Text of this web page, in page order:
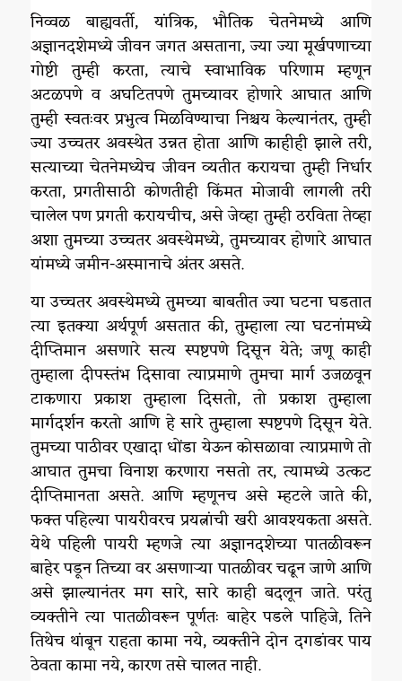
निव्वळ बाह्यवर्ती, यांत्रिक, भौतिक चेतनेमध्ये आणि
अज्ञानदशेमध्ये जीवन जगत असताना, ज्या ज्या मूर्खपणाच्या
गोष्टी तुम्ही करता, त्याचे स्वाभाविक परिणाम म्हणून
अटळपणे व अघटितपणे तुमच्यावर होणारे आघात आणि
तुम्ही स्वतःवर प्रभुत्व मिळविण्याचा निश्चय केल्यानंतर, तुम्ही
ज्या उच्चतर अवस्थेत उन्नत होता आणि काहीही झाले तरी,
सत्याच्या चेतनेमध्येच जीवन व्यतीत करायचा तुम्ही निर्धार
करता, प्रगतीसाठी कोणतीही किंमत मोजावी लागली तरी
चालेल पण प्रगती करायचीच, असे जेव्हा तुम्ही ठरविता तेव्हा
अशा तुमच्या उच्चतर अवस्थेमध्ये, तुमच्यावर होणारे आघात
यांमध्ये जमीन-अस्मानाचे अंतर असते.
या उच्चतर अवस्थेमध्ये तुमच्या बाबतीत ज्या घटना घडतात
त्या इतक्या अर्थपूर्ण असतात की, तुम्हाला त्या घटनांमध्ये
दीप्तिमान असणारे सत्य स्पष्टपणे दिसून येते; जणू काही
तुम्हाला दीपस्तंभ दिसावा त्याप्रमाणे तुमचा मार्ग उजळवून
टाकणारा प्रकाश तुम्हाला दिसतो, तो प्रकाश तुम्हाला
मार्गदर्शन करतो आणि हे सारे तुम्हाला स्पष्टपणे दिसून येते.
तुमच्या पाठीवर एखादा धोंडा येऊन कोसळावा त्याप्रमाणे तो
आघात तुमचा विनाश करणारा नसतो तर, त्यामध्ये उत्कट
दीप्तिमानता असते. आणि म्हणूनच असे म्हटले जाते की,
फक्त पहिल्या पायरीवरच प्रयत्नांची खरी आवश्यकता असते.
येथे पहिली पायरी म्हणजे त्या अज्ञानदशेच्या पातळीवरून
बाहेर पडून तिच्या वर असणाऱ्या पातळीवर चढून जाणे आणि
असे झाल्यानंतर मग सारे, सारे काही बदलून जाते. परंतु
व्यक्तीने त्या पातळीवरून पूर्णतः बाहेर पडले पाहिजे, तिने
तिथेच थांबून राहता कामा नये, व्यक्तीने दोन दगडांवर पाय
ठेवता कामा नये, कारण तसे चालत नाही.